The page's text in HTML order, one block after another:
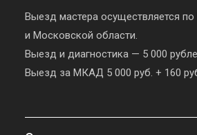
Выезд мастера осуществляется
и Московской области.
Выезд и диагностика — 5 000
Выезд за МКАД 5 000 руб. + 160